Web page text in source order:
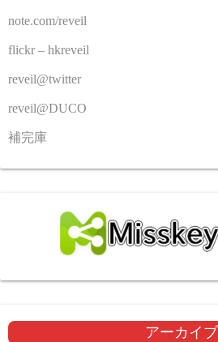
note.com/reveil
flickr – hkreveil
reveil@twitter
reveil@DUCO
補完庫
アーカイブ